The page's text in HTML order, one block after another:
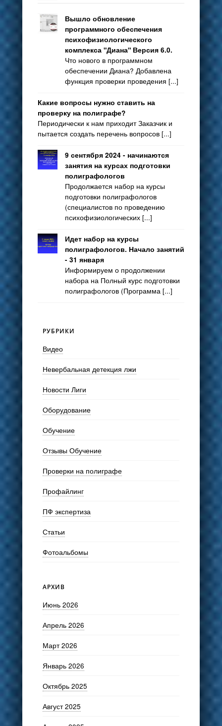
Вышло обновление
программного обеспечения
психофизиологического
комплекса "Диана" Версия 6.0.
Что нового в программном
обеспечении Диана? Добавлена
функция проверки проведения [...]
Какие вопросы нужно ставить на
проверку на полиграфе?
Периодически к нам приходит Заказчик и
пытается создать перечень вопросов [...]
9 сентября 2024 - начинаются
занятия на курсах подготовки
полиграфологов
Продолжается набор на курсы
подготовки полиграфологов
(специалистов по проведению
психофизиологических [...]
Идет набор на курсы
полиграфологов. Начало занятий
- 31 января
Информируем о продолжении
набора на Полный курс подготовки
полиграфологов (Программа [...]
РУБРИКИ
Видео
Невербальная детекция лжи
Новости Лиги
Оборудование
Обучение
Отзывы Обучение
Проверки на полиграфе
Профайлинг
ПФ экспертиза
Статьи
Фотоальбомы
АРХИВ
Июнь 2026
Апрель 2026
Март 2026
Январь 2026
Октябрь 2025
Август 2025